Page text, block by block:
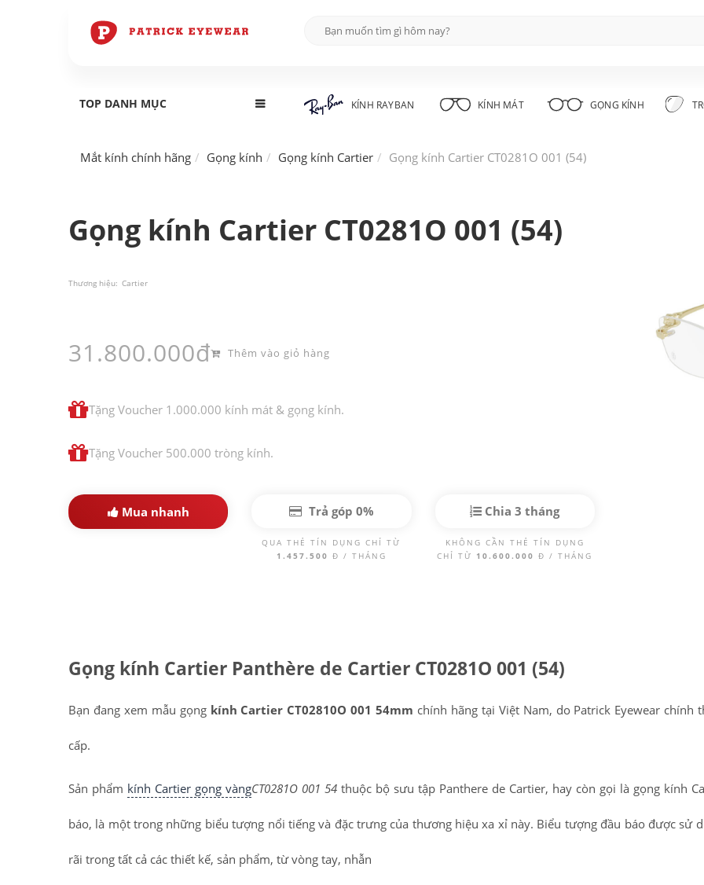
TOP DANH MỤC KÍNH RAYBAN KÍNH MÁT GỌNG KÍNH
Mắt kính chính hãng Gọng kính Gọng kính Cartier Gọng kính Cartier CT0281O 001 (54)
Gọng kính Cartier CT0281O 001 (54)
Thương hiệu: Cartier
31.800.000đ Thêm vào giỏ hàng
Tặng Voucher 1.000.000 kính mát & gọng kính.
Tặng Voucher 500.000 tròng kính.
Mua nhanh Trả góp 0%
QUA THẺ TÍN DỤNG CHỈ TỪ
1.457.500 Đ / THÁNG
Chia 3 tháng
KHÔNG CẦN THẺ TÍN DỤNG
CHỈ TỪ 10.600.000Đ / THÁNG
Gọng kính Cartier Panthère de Cartier CT0281O 001 (54)
Bạn đang xem mẫu gọng kính Cartier CT02810O 001 54mm chính hãng tại Việt Nam, do Patrick Eyewear chính
cấp.
Sản phẩm kính Cartier gọng vàngCT0281O 001 54 thuộc bộ sưu tập Panthere de Cartier, hay còn gọi là gọng kính
báo, là một trong những biểu tượng nổi tiếng và đặc trưng của thương hiệu xa xỉ này. Biểu tượng đầu báo được sử
rãi trong tất cả các thiết kế, sản phẩm, từ vòng tay, nhẫn